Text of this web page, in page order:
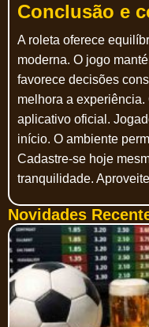
Conclusão e
A roleta oferece
moderna. O jogo
favorece decisões
melhora a
aplicativo oficial.
início. O ambiente
Cadastre-se hoje
tranquilidade.
Novidades